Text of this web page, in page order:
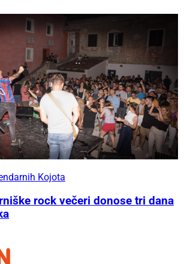
Kojota
rock večeri donose tri dana